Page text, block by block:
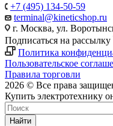
+7 (495) 134-50-59
terminal@kineticshop.ru
г. Москва, ул.
Подписаться на рассылку
Политика
Пользовательское
Правила торговли
2026 © Все права
Купить электротехнику
Найти